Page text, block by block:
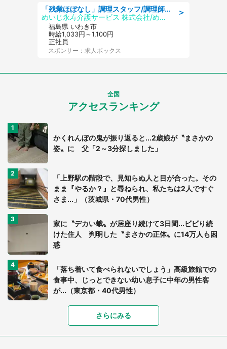
＞
「残業ほぼなし」調理スタッフ/調理師免許必須/正職員/日勤のみ/住宅型有料老人ホーム
めいじ永寿介護サービス 株式会社/めいじ永寿介護サービスセンター
福島県 いわき市
時給1,033円～1,100円
正社員
スポンサー：求人ボックス
全国
アクセスランキング
かくれんぼの鬼が振り返ると...2歳娘が〝まさかの
姿〟に 父「2～3分探しました」
「上野駅の階段で、見知らぬ人と目が合った。その
まま『やるか？』と尋ねられ、私たちは2人ですぐ
さま...」（茨城県・70代男性）
家に〝デカい蛾〟が居座り続けて3日間...ビビり続
けた住人 判明した〝まさかの正体〟に14万人も困
惑
「落ち着いて食べられないでしょう」高級旅館での
食事中、じっとできない幼い息子に中年の男性客
が...（東京都・40代男性）
「富豪すぎ」1歳息子の〝店頭駄々こね〟の内容に1.
7万人驚がく 「お菓子売り場ならまだしも...」「ハ
ードル高い」
さらにみる